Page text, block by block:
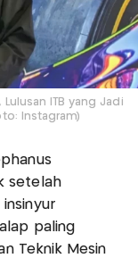
ITB yang Jadi
Instagram)
setelah
paling
Teknik Mesin